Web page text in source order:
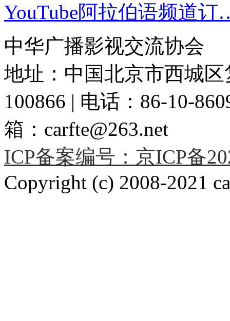
YouTube阿拉伯语频道
中华广播影视交流协会
地址：中国北京市西城
100866 | 电话：86-10-
箱：carfte@263.net
ICP备案编号：京ICP备
Copyright (c) 2008-2021